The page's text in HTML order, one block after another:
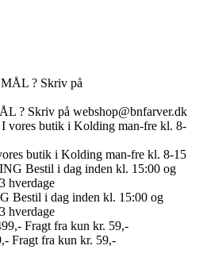
? Skriv på webshop@bnfarver.dk
butik i Kolding man-fre kl. 8-15
Bestil i dag inden kl. 15:00 og
hverdage
Fragt fra kun kr. 59,-